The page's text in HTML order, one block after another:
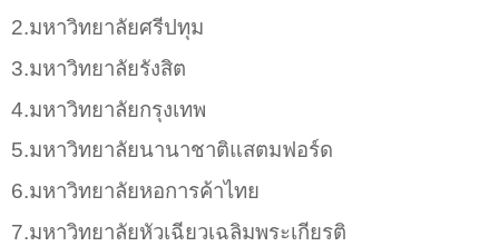
2.มหาวิทยาลัยศรีปทุม
3.มหาวิทยาลัยรังสิต
4.มหาวิทยาลัยกรุงเทพ
5.มหาวิทยาลัยนานาชาติแสตมฟอร์ด
6.มหาวิทยาลัยหอการค้าไทย
7.มหาวิทยาลัยหัวเฉียวเฉลิมพระเกียรติ